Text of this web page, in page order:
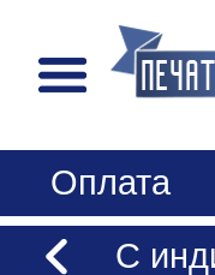
Оплата
С